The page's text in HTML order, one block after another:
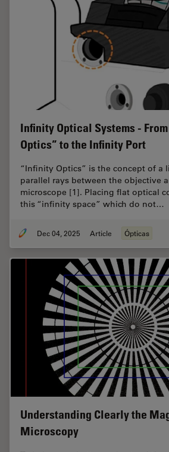
Infinity Optical Systems -
Optics” to the Infinity Port
“Infinity Optics” is the concept of a
parallel rays between the objective
microscope [1]. Placing flat optical
this “infinity space” which do not…
Dec 04, 2025 Article Ópticas
Understanding Clearly the
Microscopy